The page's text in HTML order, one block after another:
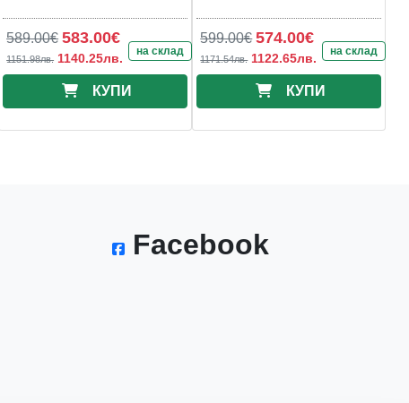
589.00€ 583.00€
1151.98лв. 1140.25лв. на склад
КУПИ
599.00€ 574.00€
1171.54лв. 1122.65лв. на склад
КУПИ
Facebook